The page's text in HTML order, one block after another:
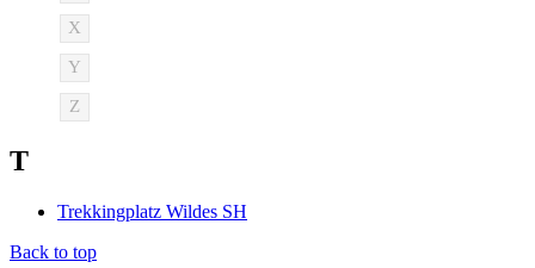
X
Y
Z
T
Trekkingplatz Wildes SH
Back to top